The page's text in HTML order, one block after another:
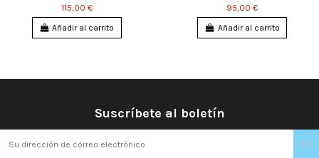
115,00 €
Añadir al carrito
95,00 €
Añadir al carrito
Suscríbete al boletín